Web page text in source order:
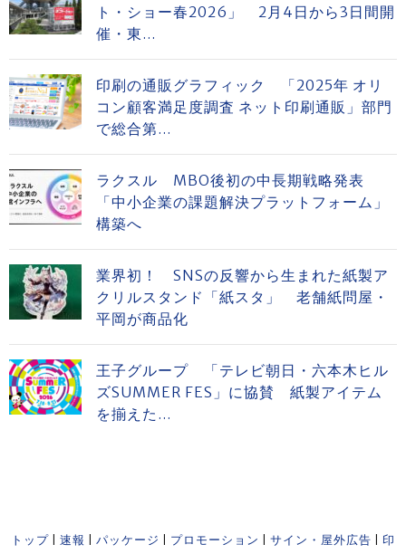
ト・ショー春2026」 2月4日から3日間開
催・東...
印刷の通販グラフィック 「2025年 オリ
コン顧客満足度調査 ネット印刷通販」部門
で総合第...
ラクスル MBO後初の中長期戦略発表
「中小企業の課題解決プラットフォーム」
構築へ
業界初！ SNSの反響から生まれた紙製ア
クリルスタンド「紙スタ」 老舗紙問屋・
平岡が商品化
王子グループ 「テレビ朝日・六本木ヒル
ズSUMMER FES」に協賛 紙製アイテム
を揃えた...
トップ 速報 パッケージ プロモーション サイン・屋外広告 印